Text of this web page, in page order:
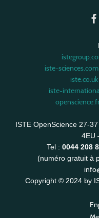
iste-sciences.com
iste.co.uk
iste-
openscience.fr
ISTE OpenScience 27-
4EU
Tel : 0044 208
(numéro gratuit à
Copyright © 2024 by